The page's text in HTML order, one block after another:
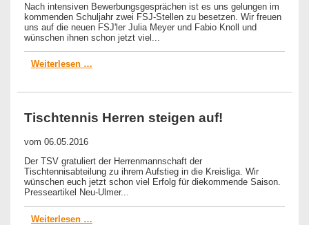
Nach intensiven Bewerbungsgesprächen ist es uns gelungen im
kommenden Schuljahr zwei FSJ-Stellen zu besetzen. Wir freuen
uns auf die neuen FSJ'ler Julia Meyer und Fabio Knoll und
wünschen ihnen schon jetzt viel...
Weiterlesen …
Tischtennis Herren steigen auf!
vom 06.05.2016
Der TSV gratuliert der Herrenmannschaft der
Tischtennisabteilung zu ihrem Aufstieg in die Kreisliga. Wir
wünschen euch jetzt schon viel Erfolg für diekommende Saison.
Presseartikel Neu-Ulmer...
Weiterlesen …